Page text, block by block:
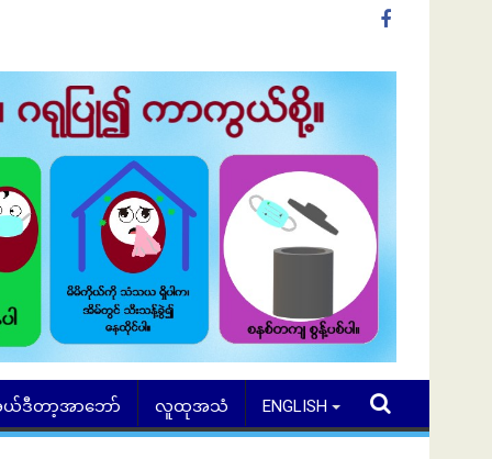
ဒီတာ့အာဘော် လူထုအသံ ENGLISH